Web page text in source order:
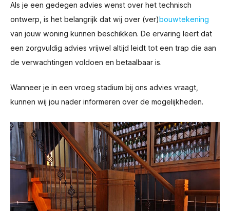
Als je een gedegen advies wenst over het technisch
ontwerp, is het belangrijk dat wij over (ver)bouwtekening
van jouw woning kunnen beschikken. De ervaring leert dat
een zorgvuldig advies vrijwel altijd leidt tot een trap die aan
de verwachtingen voldoen en betaalbaar is.
Wanneer je in een vroeg stadium bij ons advies vraagt,
kunnen wij jou nader informeren over de mogelijkheden.